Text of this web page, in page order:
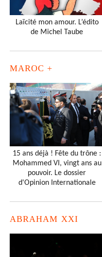
Laïcité mon amour. L’édito
de Michel Taube
MAROC +
15 ans déjà ! Fête du trône :
Mohammed VI, vingt ans au
pouvoir. Le dossier
d'Opinion Internationale
ABRAHAM XXI